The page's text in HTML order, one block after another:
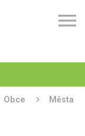

Obce Města